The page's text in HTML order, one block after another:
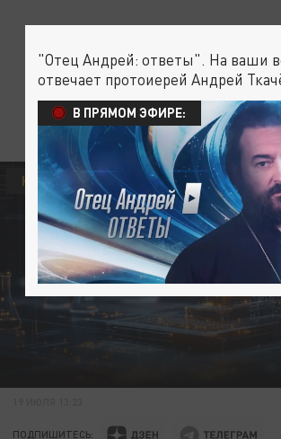
НОВЫЕ ТЕХНОЛОГИИ ТЕХНОЛОГИИ
ПОДПИШИТЕСЬ:
"Отец Андрей: ответы". На ваши
отвечает протоиерей Андрей
В ПРЯМОМ ЭФИРЕ: